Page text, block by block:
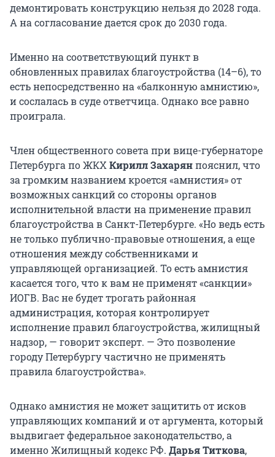
демонтировать конструкцию нельзя до 2028 года.
А на согласование дается срок до 2030 года.
Именно на соответствующий пункт в
обновленных правилах благоустройства (14–6), то
есть непосредственно на «балконную амнистию»,
и сослалась в суде ответчица. Однако все равно
проиграла.
Член общественного совета при вице-губернаторе
Петербурга по ЖКХ Кирилл Захарянпояснил, что
за громким названием кроется «амнистия» от
возможных санкций со стороны органов
исполнительной власти на применение правил
благоустройства в Санкт-Петербурге. «Но ведь есть
не только публично-правовые отношения, а еще
отношения между собственниками и
управляющей организацией. То есть амнистия
касается того, что к вам не применят «санкции»
ИОГВ. Вас не будет трогать районная
администрация, которая контролирует
исполнение правил благоустройства, жилищный
надзор, — говорит эксперт. — Это позволение
городу Петербургу частично не применять
правила благоустройства».
Однако амнистия не может защитить от исков
управляющих компаний и от аргумента, который
выдвигает федеральное законодательство, а
именно Жилищный кодекс РФ. Дарья Титкова,